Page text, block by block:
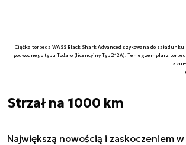
Ciężka torpeda WASS Black Shark Advanced szykowana do załadunku
podwodnego typu Todaro (licencyjny Typ 212A). Ten egzemplarz
Strzał na 1000 km
Największą nowością i zaskoczeniem